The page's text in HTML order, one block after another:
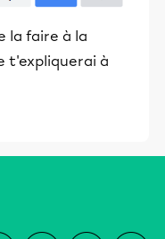
la faire à la
t'expliquerai à